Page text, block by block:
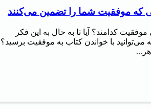
کدامند؟ آیا تا به حال به این فکر
می‌توانید با خواندن کتاب به موفقیت برسید؟
هر...